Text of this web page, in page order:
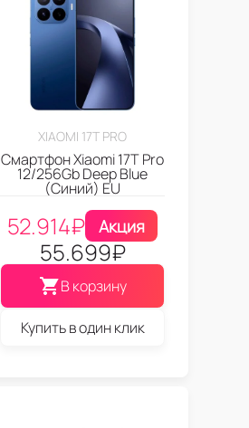
XIAOMI 17T PRO
Смартфон Xiaomi 17T Pro
12/256Gb Deep Blue
(Синий) EU
52.914₽ Акция
55.699₽
В корзину
Купить в один клик